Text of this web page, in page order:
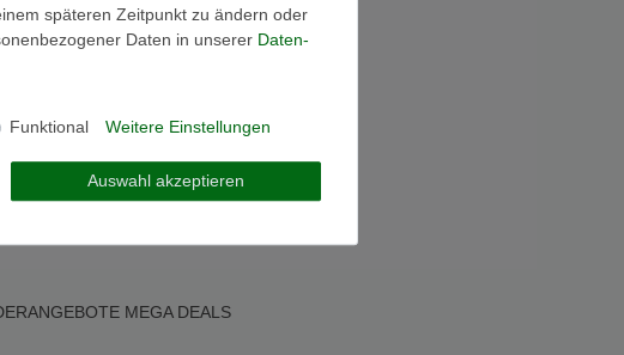
MEGA DEALS
späteren Zeitpunkt zu ändern oder
Daten in unserer Daten­
Funktional Weitere Einstellungen
Auswahl akzeptieren